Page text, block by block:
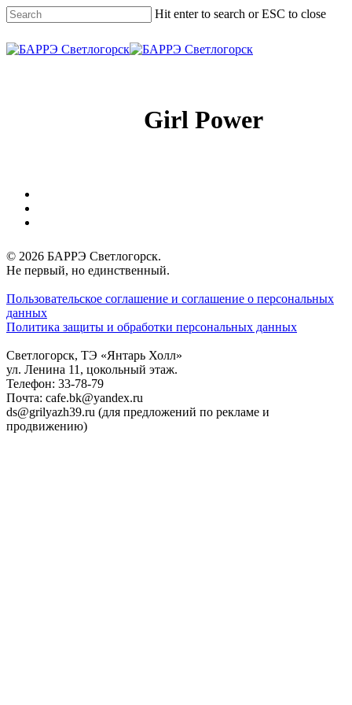
Skip
to
main
content
Hit enter to search or ESC to close
Close
Girl Power
© 2026 БАРРЭ Светлогорск.
Не первый, но единственный.
Пользовательское соглашение и соглашение о персональных
данных
Политика защиты и обработки персональных данных
Светлогорск, ТЭ «Янтарь Холл»
ул. Ленина 11, цокольный этаж.
Телефон: 33-78-79
Почта: cafe.bk@yandex.ru
ds@grilyazh39.ru (для предложений по рекламе и
продвижению)